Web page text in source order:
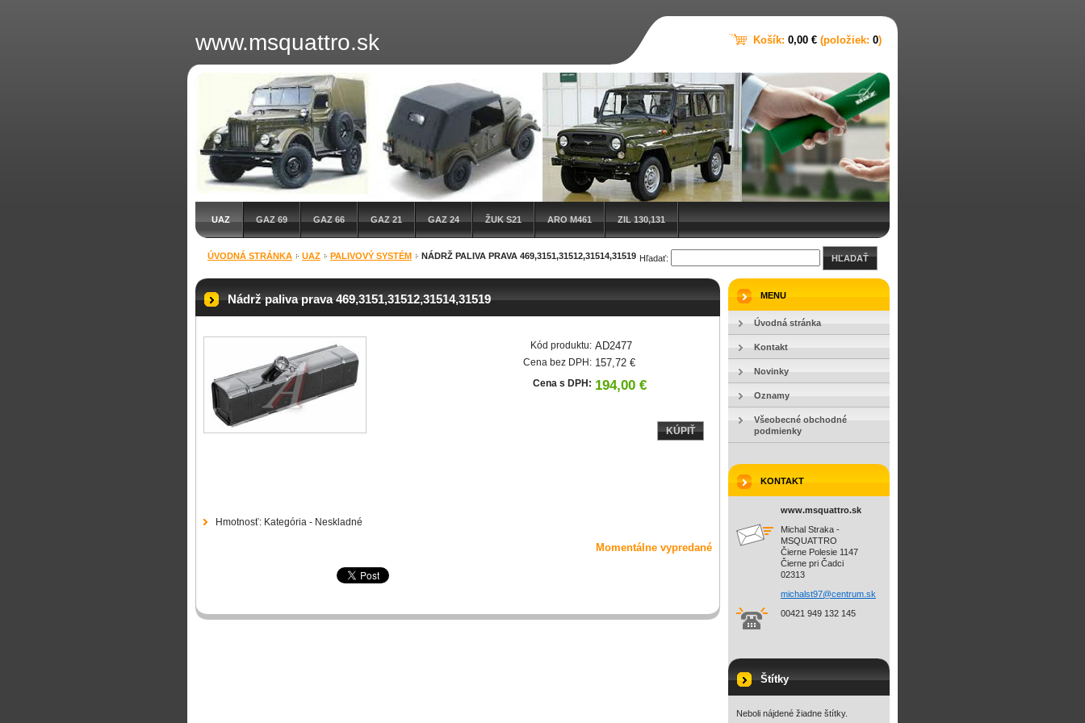
www.msquattro.sk
UAZ GAZ 69 GAZ 66 GAZ 21 GAZ 24 ŽUK S21 ARO M461 ZIL 130,131
ÚVODNÁ STRÁNKA UAZ PALIVOVÝ SYSTÉM NÁDRŽ PALIVA PRAVA 469,3151,31512,31514,31519 Hľadať: HĽADAŤ
Nádrž paliva prava 469,3151,31512,31514,31519
Hmotnosť: Kategória - Neskladné
Kód produktu: AD2477
Cena bez DPH: 157,72 €
Cena s DPH: 194,00 €
KÚPIŤ
Momentálne vypredané
MENU
Úvodná stránka
Kontakt
Novinky
Oznamy
Všeobecné obchodné
podmienky
KONTAKT
www.msquattro.sk
Michal Straka -
MSQUATTRO
Čierne Polesie 1147
Čierne pri Čadci
02313
michalst97@centrum.sk
00421 949 132 145
Štítky
Neboli nájdené žiadne štítky.
Košík: 0,00 € (položiek: 0)